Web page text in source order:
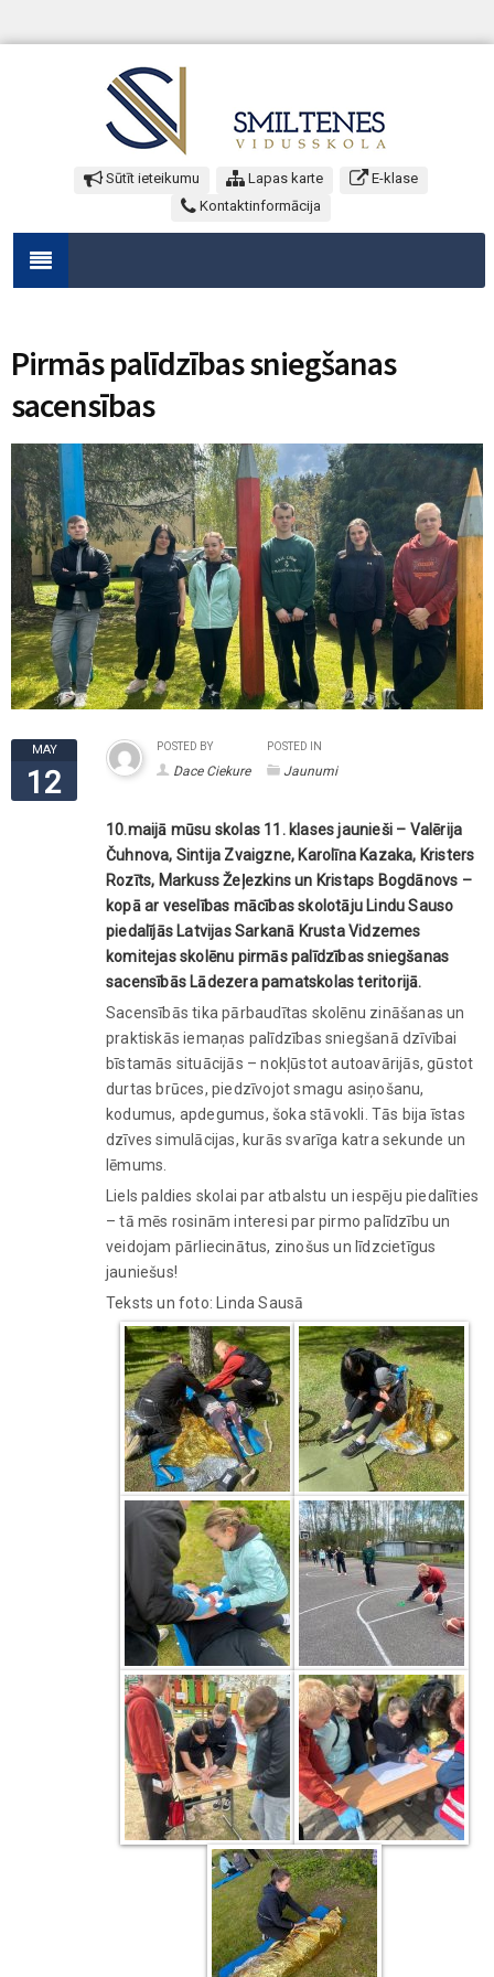
Sūtīt ieteikumu Lapas karte
E-klase
Kontaktinformācija
Pirmās palīdzības sniegšanas
sacensības
MAY
12
POSTED BY
Dace Ciekure
POSTED IN
Jaunumi
10.maijā mūsu skolas 11. klases jaunieši – Valērija
Čuhnova, Sintija Zvaigzne, Karolīna Kazaka, Kristers
Rozīts, Markuss Žeļezkins un Kristaps Bogdānovs –
kopā ar veselības mācības skolotāju Lindu Sauso
piedalījās Latvijas Sarkanā Krusta Vidzemes
komitejas skolēnu pirmās palīdzības sniegšanas
sacensībās Lādezera pamatskolas teritorijā.
Sacensībās tika pārbaudītas skolēnu zināšanas un
praktiskās iemaņas palīdzības sniegšanā dzīvībai
bīstamās situācijās – nokļūstot autoavārijās, gūstot
durtas brūces, piedzīvojot smagu asiņošanu,
kodumus, apdegumus, šoka stāvokli. Tās bija īstas
dzīves simulācijas, kurās svarīga katra sekunde un
lēmums.
Liels paldies skolai par atbalstu un iespēju piedalīties
– tā mēs rosinām interesi par pirmo palīdzību un
veidojam pārliecinātus, zinošus un līdzcietīgus
jauniešus!
Teksts un foto: Linda Sausā